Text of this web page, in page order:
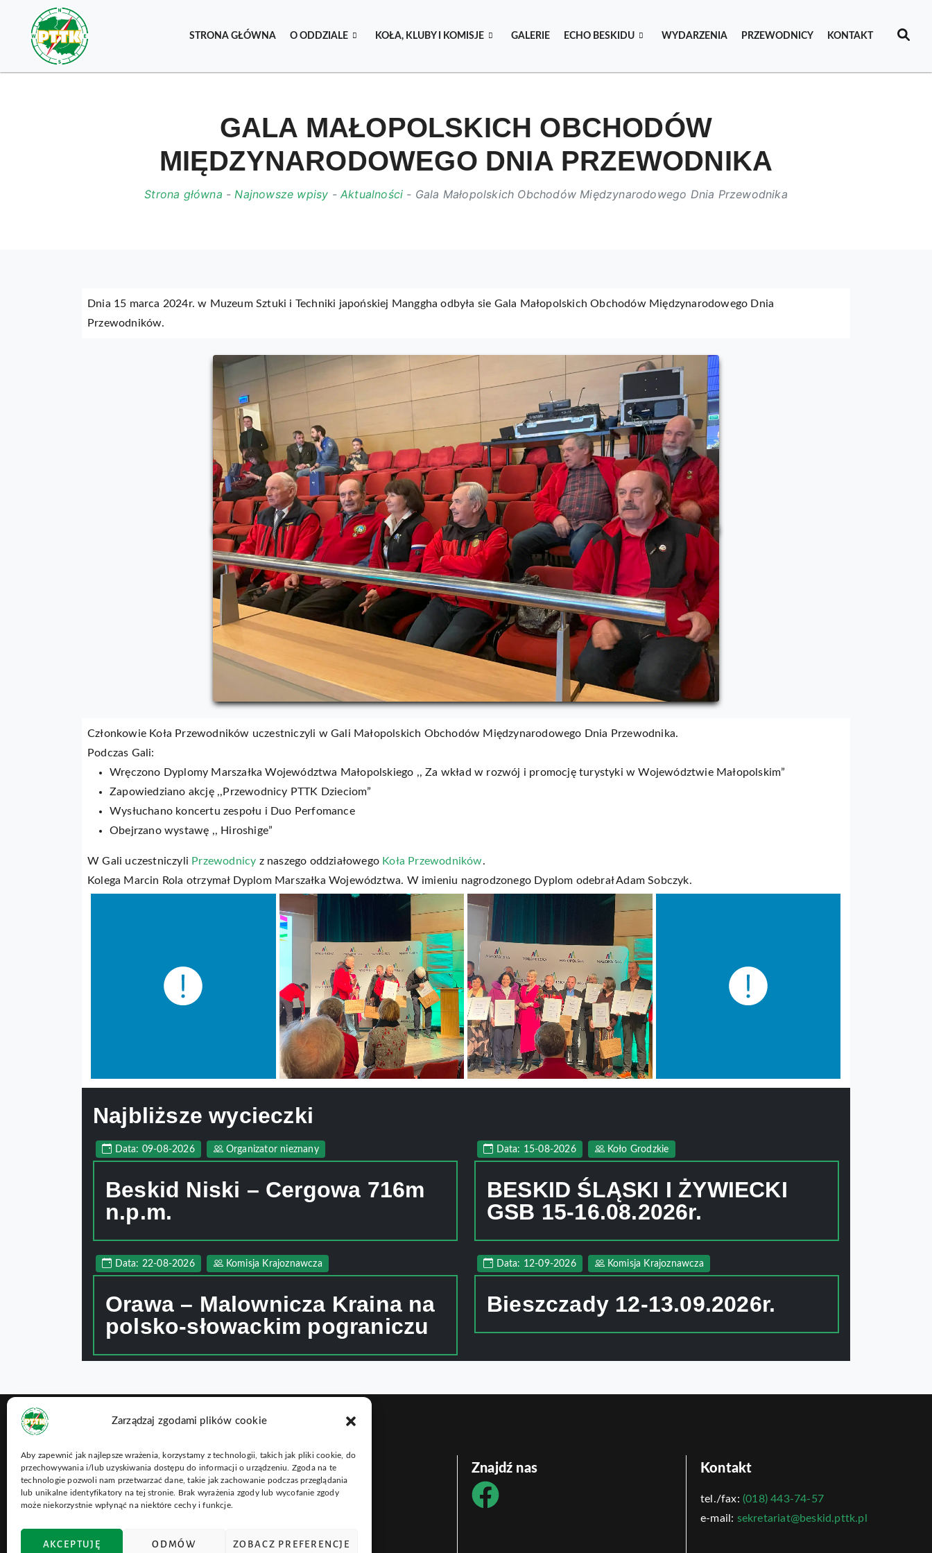
Zarządzaj zgodami plików cookie
Aby zapewnić jak najlepsze wrażenia, korzystamy z technologii, takich jak pliki cookie, do
przechowywania i/lub uzyskiwania dostępu do informacji o urządzeniu. Zgoda na te
technologie pozwoli nam przetwarzać dane, takie jak zachowanie podczas przeglądania
lub unikalne identyfikatory na tej stronie. Brak wyrażenia zgody lub wycofanie zgody
może niekorzystnie wpłynąć na niektóre cechy i funkcje.
AKCEPTUJĘ ODMÓW ZOBACZ PREFERENCJE
STRONA GŁÓWNA O ODDZIALE KOŁA, KLUBY I KOMISJE GALERIE ECHO BESKIDU WYDARZENIA PRZEWODNICY KONTAKT
GALA MAŁOPOLSKICH OBCHODÓW
MIĘDZYNARODOWEGO DNIA PRZEWODNIKA
Strona główna -Najnowsze wpisy - Aktualności - Gala Małopolskich Obchodów Międzynarodowego Dnia Przewodnika
Dnia 15 marca 2024r. w Muzeum Sztuki i Techniki japońskiej Manggha odbyła sie Gala Małopolskich Obchodów Międzynarodowego Dnia
Przewodników.
Członkowie Koła Przewodników uczestniczyli w Gali Małopolskich Obchodów Międzynarodowego Dnia Przewodnika.
Podczas Gali:
Wręczono Dyplomy Marszałka Województwa Małopolskiego ,, Za wkład w rozwój i promocję turystyki w Województwie Małopolskim”
Zapowiedziano akcję ,,Przewodnicy PTTK Dzieciom”
Wysłuchano koncertu zespołu i Duo Perfomance
Obejrzano wystawę ,, Hiroshige”
W Gali uczestniczyli Przewodnicy z naszego oddziałowego Koła Przewodników.
Kolega Marcin Rola otrzymał Dyplom Marszałka Województwa. W imieniu nagrodzonego Dyplom odebrał Adam Sobczyk.
Najbliższe wycieczki
Data: 09-08-2026 Organizator nieznany
Beskid Niski – Cergowa 716m
n.p.m.
Data: 15-08-2026 Koło Grodzkie
BESKID ŚLĄSKI I ŻYWIECKI
GSB 15-16.08.2026r.
Data: 22-08-2026 Komisja Krajoznawcza
Orawa – Malownicza Kraina na
polsko-słowackim pograniczu
Data: 12-09-2026 Komisja Krajoznawcza
Bieszczady 12-13.09.2026r.
PTTK Oddział „Beskid”
w Nowym Sączu
33-300 Nowy Sącz,
ul. Rynek 9
Przydatne linki
Najnowsze wpisy
Kontakt
Znajdź nas Kontakt
tel./fax:(018) 443-74-57
e-mail: sekretariat@beskid.pttk.pl